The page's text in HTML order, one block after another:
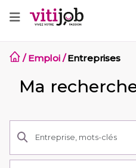
/Emploi/Entreprises
Ma